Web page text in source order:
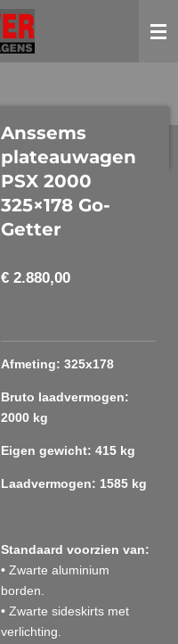
Anssems
plateauwagen
PSX 2000
325×178 Go-
Getter
€ 2.880,00
Afmeting: 325x178
Bruto laadvermogen:
2000 kg
Eigen gewicht: 415 kg
Laadvermogen: 1585 kg
Standaard voorzien van:
• Zwarte aluminium
borden.
• Zwarte sideskirts met
verlichting.